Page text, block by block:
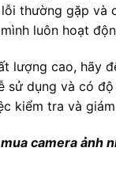
thường gặp và
luôn hoạt
lượng cao, hãy
sử dụng và có
kiểm tra và
camera